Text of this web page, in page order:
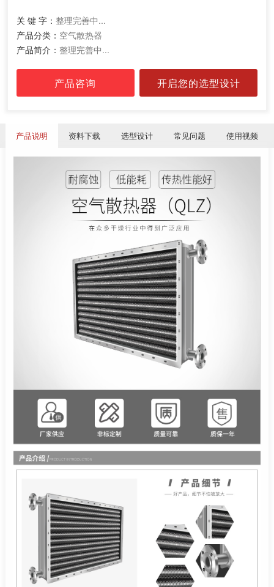
关 键 字： 整理完善中...
产品分类： 空气散热器
产品简介： 整理完善中...
产品咨询 开启您的选型设计
产品说明 资料下载 选型设计 常见问题 使用视频